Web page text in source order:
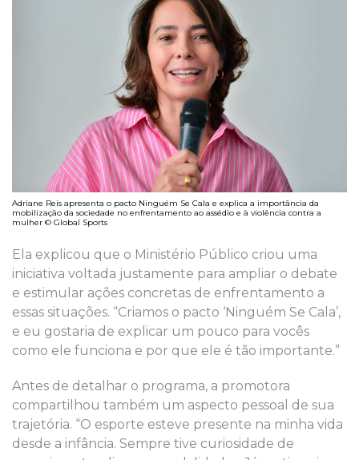
Adriane Reis apresenta o pacto Ninguém Se Cala e explica a importância da
mobilização da sociedade no enfrentamento ao assédio e à violência contra a
mulher © Global Sports
Ela explicou que o Ministério Público criou uma
iniciativa voltada justamente para ampliar o debate
e estimular ações concretas de enfrentamento a
essas situações. “Criamos o pacto ‘Ninguém Se Cala’,
e eu gostaria de explicar um pouco para vocês
como ele funciona e por que ele é tão importante.”
Antes de detalhar o programa, a promotora
compartilhou também um aspecto pessoal de sua
trajetória. “O esporte esteve presente na minha vida
desde a infância. Sempre tive curiosidade de